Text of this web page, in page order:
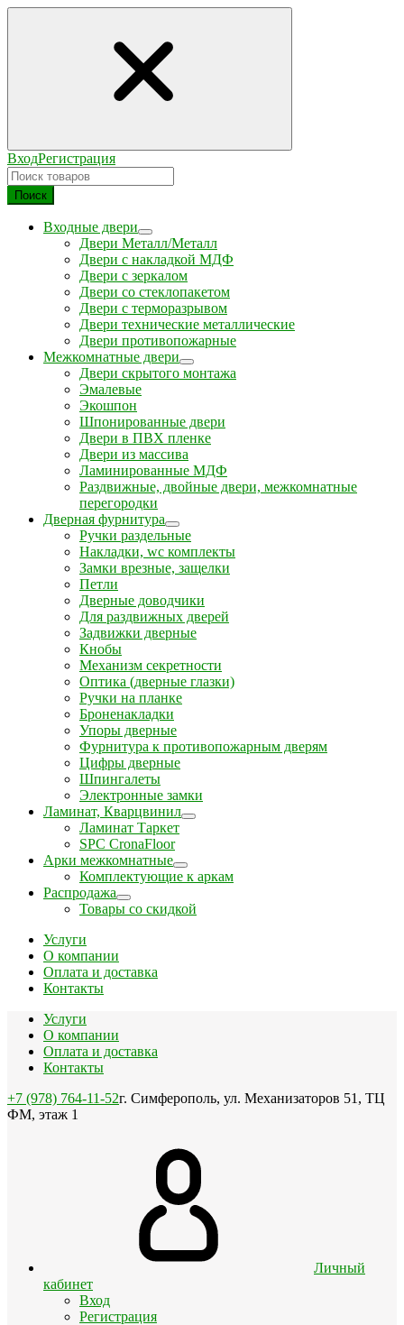
ВходРегистрация
Поиск
Входные двери
Двери Металл/Металл
Двери с накладкой МДФ
Двери с зеркалом
Двери со стеклопакетом
Двери с терморазрывом
Двери технические металлические
Двери противопожарные
Межкомнатные двери
Двери скрытого монтажа
Эмалевые
Экошпон
Шпонированные двери
Двери в ПВХ пленке
Двери из массива
Ламинированные МДФ
Раздвижные, двойные двери, межкомнатные
перегородки
Дверная фурнитура
Ручки раздельные
Накладки, wc комплекты
Замки врезные, защелки
Петли
Дверные доводчики
Для раздвижных дверей
Задвижки дверные
Кнобы
Механизм секретности
Оптика (дверные глазки)
Ручки на планке
Броненакладки
Упоры дверные
Фурнитура к противопожарным дверям
Цифры дверные
Шпингалеты
Электронные замки
Ламинат, Кварцвинил
Ламинат Таркет
SPC CronaFloor
Арки межкомнатные
Комплектующие к аркам
Распродажа
Товары со скидкой
Услуги
О компании
Оплата и доставка
Контакты
Услуги
О компании
Оплата и доставка
Контакты
+7 (978) 764-11-52г. Симферополь, ул. Механизаторов 51, ТЦ
ФМ, этаж 1
Личный
кабинет
Вход
Регистрация